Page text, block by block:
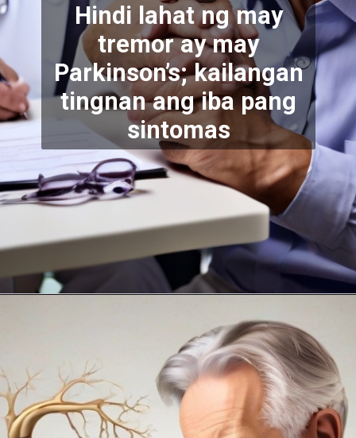
Hindi lahat ng may
tremor ay may
Parkinson’s; kailangan
tingnan ang iba pang
sintomas